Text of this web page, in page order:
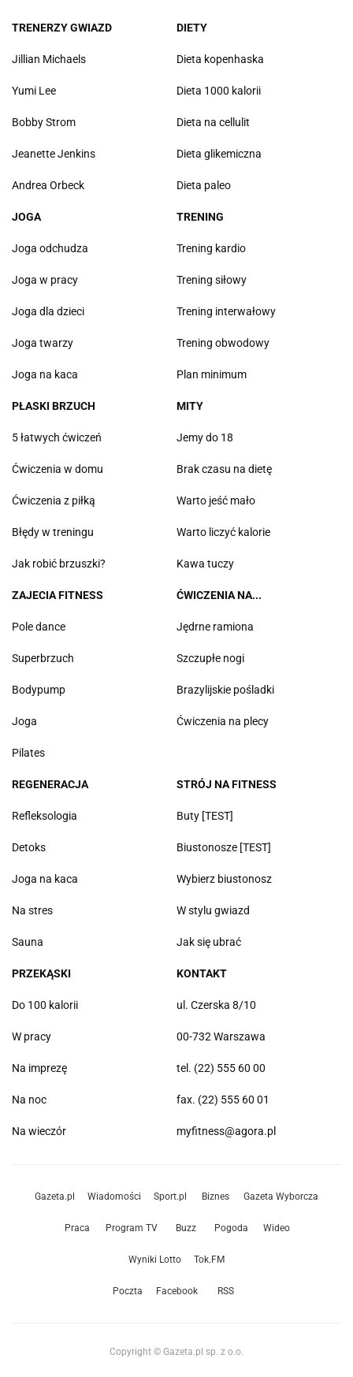
TRENERZY GWIAZD
Jillian Michaels
Yumi Lee
Bobby Strom
Jeanette Jenkins
Andrea Orbeck
DIETY
Dieta kopenhaska
Dieta 1000 kalorii
Dieta na cellulit
Dieta glikemiczna
Dieta paleo
JOGA
Joga odchudza
Joga w pracy
Joga dla dzieci
Joga twarzy
Joga na kaca
TRENING
Trening kardio
Trening siłowy
Trening interwałowy
Trening obwodowy
Plan minimum
PŁASKI BRZUCH
5 łatwych ćwiczeń
Ćwiczenia w domu
Ćwiczenia z piłką
Błędy w treningu
Jak robić brzuszki?
MITY
Jemy do 18
Brak czasu na dietę
Warto jeść mało
Warto liczyć kalorie
Kawa tuczy
ZAJECIA FITNESS
Pole dance
Superbrzuch
Bodypump
Joga
Pilates
ĆWICZENIA NA...
Jędrne ramiona
Szczupłe nogi
Brazylijskie pośladki
Ćwiczenia na plecy
REGENERACJA
Refleksologia
Detoks
Joga na kaca
Na stres
Sauna
STRÓJ NA FITNESS
Buty [TEST]
Biustonosze [TEST]
Wybierz biustonosz
W stylu gwiazd
Jak się ubrać
PRZEKĄSKI
Do 100 kalorii
W pracy
Na imprezę
Na noc
Na wieczór
KONTAKT
ul. Czerska 8/10
00-732 Warszawa
tel. (22) 555 60 00
fax. (22) 555 60 01
myfitness@agora.pl
Gazeta.pl Wiadomości Sport.pl Biznes Gazeta Wyborcza
Praca Program TV Buzz Pogoda Wideo
Wyniki Lotto Tok.FM
Poczta Facebook RSS
Copyright © Gazeta.pl sp. z o.o.